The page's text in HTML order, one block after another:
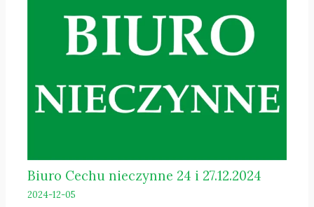
Biuro Cechu nieczynne 24 i 27.12.2024
2024-12-05